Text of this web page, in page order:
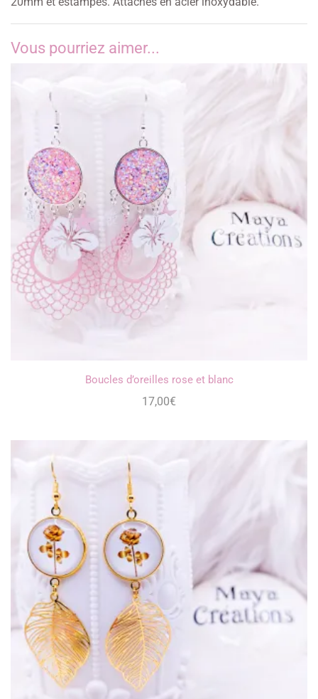
Vous pourriez aimer...
Boucles d’oreilles rose et blanc
17,00€